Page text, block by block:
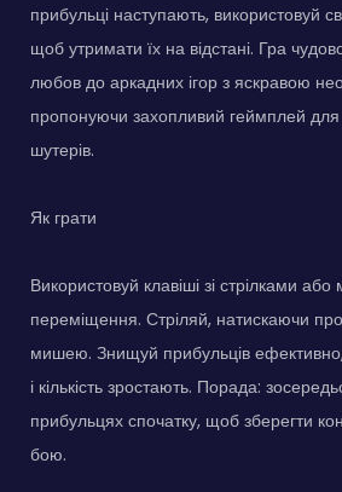
прибульці наступають, використовуй
щоб утримати їх на відстані. Гра
любов до аркадних ігор з яскравою
пропонуючи захопливий геймплей для
шутерів.
Як грати
Використовуй клавіші зі стрілками
переміщення. Стріляй, натискаючи
мишею. Знищуй прибульців
і кількість зростають. Порада:
прибульцях спочатку, щоб зберегти
бою.